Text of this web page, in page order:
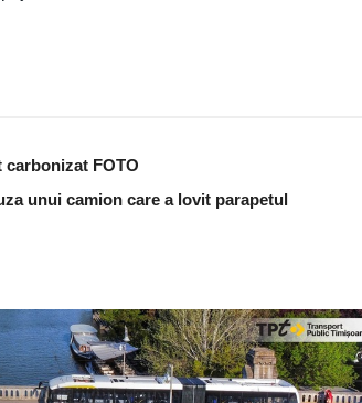
FOTO
unui camion care a lovit parapetul